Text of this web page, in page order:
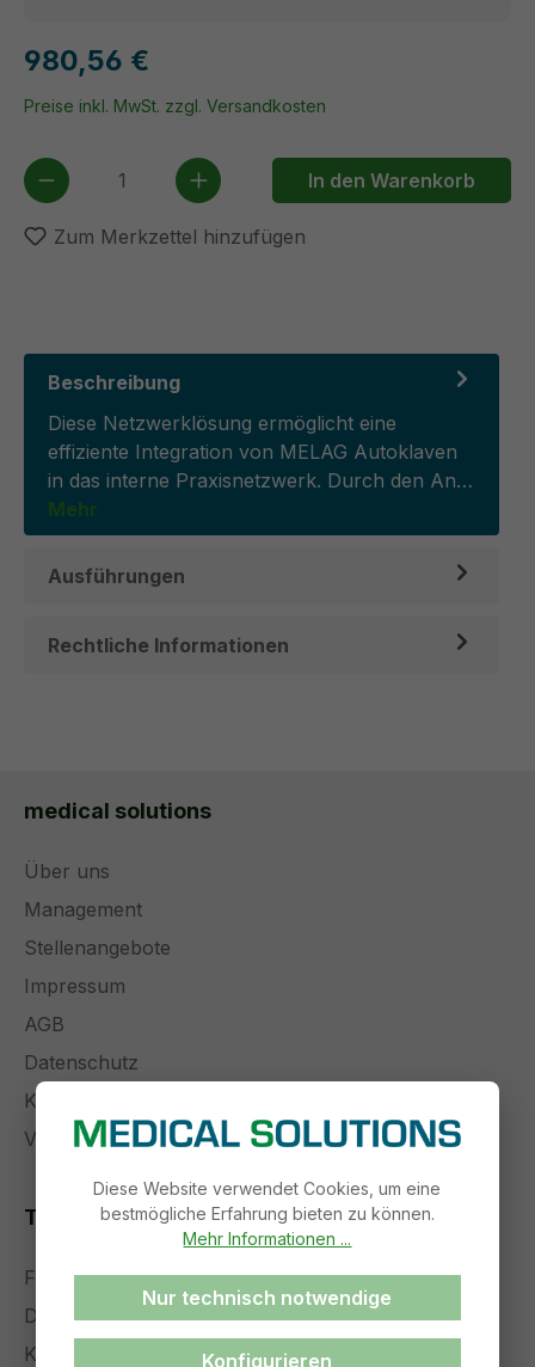
980,56 €
Preise inkl. MwSt. zzgl. Versandkosten
Produkt Anzahl: Gib den gewünschten
In den Warenkorb
Zum Merkzettel hinzufügen
Beschreibung
Diese Netzwerklösung ermöglicht eine
effiziente Integration von MELAG Autoklaven
in das interne Praxisnetzwerk. Durch den An…
Mehr
Ausführungen
Rechtliche Informationen
medical solutions
Über uns
Management
Stellenangebote
Impressum
AGB
Datenschutz
Kontakt
Versand und Zahlung
Themenseiten
Forschung und Entwicklung
Die Zukunft der Medizintechnik
Komplettservice
Diese Website verwendet Cookies, um eine
bestmögliche Erfahrung bieten zu können.
Mehr Informationen ...
Nur technisch notwendige
Konfigurieren